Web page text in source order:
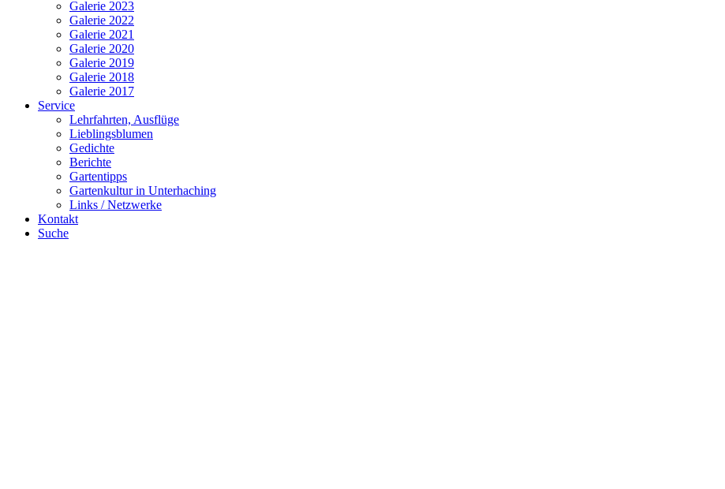
Galerie 2023
Galerie 2022
Galerie 2021
Galerie 2020
Galerie 2019
Galerie 2018
Galerie 2017
Service
Lehrfahrten, Ausflüge
Lieblingsblumen
Gedichte
Berichte
Gartentipps
Gartenkultur in Unterhaching
Links / Netzwerke
Kontakt
Suche